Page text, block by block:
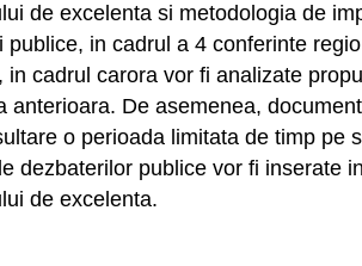
de excelenta si metodologia de
publice, in cadrul a 4 conferinte
in cadrul carora vor fi analizate
anterioara. De asemenea,
o perioada limitata de timp pe
dezbaterilor publice vor fi inserate
de excelenta.